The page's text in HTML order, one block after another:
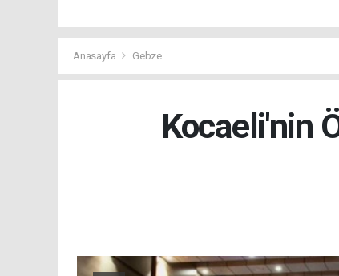
Anasayfa Gebze
Kocaeli'nin